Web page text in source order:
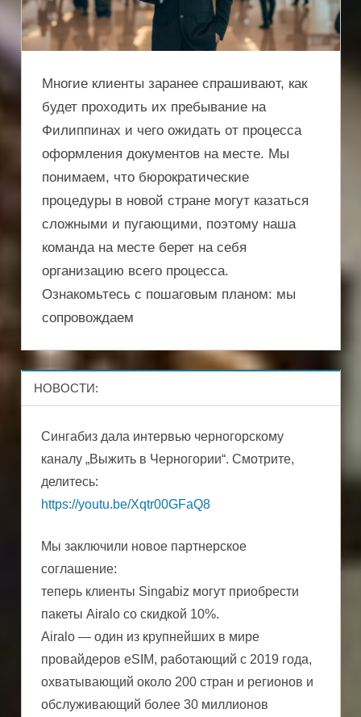
Многие клиенты заранее спрашивают, как
будет проходить их пребывание на
Филиппинах и чего ожидать от процесса
оформления документов на месте. Мы
понимаем, что бюрократические
процедуры в новой стране могут казаться
сложными и пугающими, поэтому наша
команда на месте берет на себя
организацию всего процесса.
Ознакомьтесь с пошаговым планом: мы
сопровождаем
НОВОСТИ:
Сингабиз дала интервью черногорскому
каналу „Выжить в Черногории“. Смотрите,
делитесь:
https://youtu.be/Xqtr00GFaQ8
Мы заключили новое партнерское
соглашение:
теперь клиенты Singabiz могут приобрести
пакеты Airalo со скидкой 10%.
Airalo — один из крупнейших в мире
провайдеров eSIM, работающий с 2019 года,
охватывающий около 200 стран и регионов и
обслуживающий более 30 миллионов